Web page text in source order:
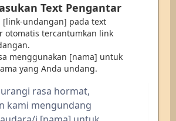
Text Pengantar
undangan] pada text
otomatis tercantumkan link
menggunakan [nama] untuk
yang Anda undang.